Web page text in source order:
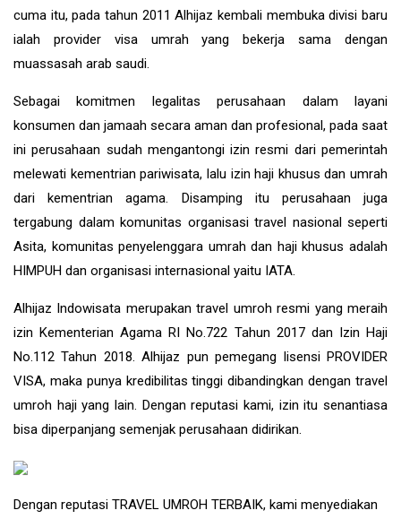
cuma itu, pada tahun 2011 Alhijaz kembali membuka divisi baru
ialah provider visa umrah yang bekerja sama dengan
muassasah arab saudi.
Sebagai komitmen legalitas perusahaan dalam layani
konsumen dan jamaah secara aman dan profesional, pada saat
ini perusahaan sudah mengantongi izin resmi dari pemerintah
melewati kementrian pariwisata, lalu izin haji khusus dan umrah
dari kementrian agama. Disamping itu perusahaan juga
tergabung dalam komunitas organisasi travel nasional seperti
Asita, komunitas penyelenggara umrah dan haji khusus adalah
HIMPUH dan organisasi internasional yaitu IATA.
Alhijaz Indowisata merupakantravel umroh resmi yang meraih
izin Kementerian Agama RI No.722 Tahun 2017 dan Izin Haji
No.112 Tahun 2018. Alhijaz pun pemegang lisensi PROVIDER
VISA, maka punya kredibilitas tinggi dibandingkan dengan travel
umroh haji yang lain. Dengan reputasi kami, izin itu senantiasa
bisa diperpanjang semenjak perusahaan didirikan.
Dengan reputasi TRAVEL UMROH TERBAIK, kami menyediakan